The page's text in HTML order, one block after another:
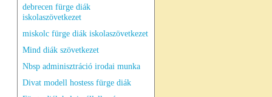
debrecen fürge diák
iskolaszövetkezet
miskolc fürge diák iskolaszövetkezet
Mind diák szövetkezet
Nbsp adminisztráció irodai munka
Divat modell hostess fürge diák